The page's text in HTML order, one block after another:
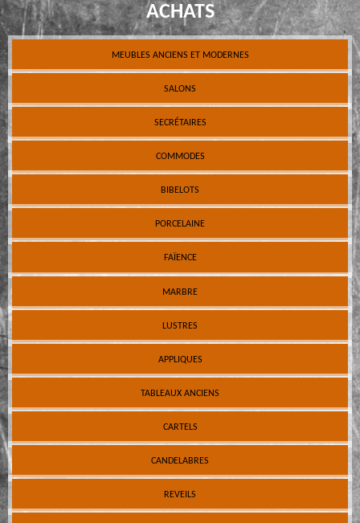
ACHATS
MEUBLES ANCIENS ET MODERNES
SALONS
SECRÉTAIRES
COMMODES
BIBELOTS
PORCELAINE
FAÏENCE
MARBRE
LUSTRES
APPLIQUES
TABLEAUX ANCIENS
CARTELS
CANDELABRES
REVEILS